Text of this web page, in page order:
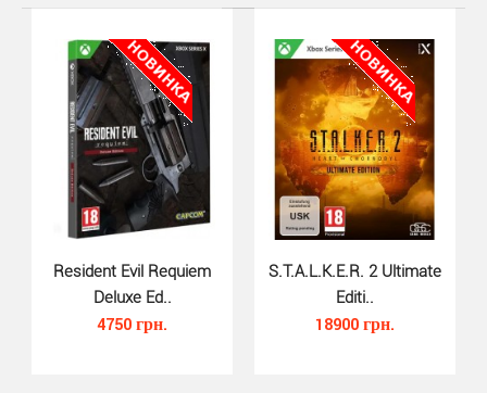
Resident Evil Requiem
Deluxe Ed..
4750 грн.
S.T.A.L.K.E.R. 2 Ultimate
Editi..
18900 грн.